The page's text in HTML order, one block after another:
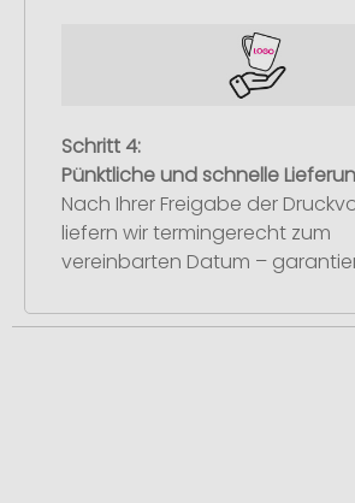
Schritt 4:
Pünktliche und schnelle
Nach Ihrer Freigabe der
liefern wir termingerecht zum
vereinbarten Datum –